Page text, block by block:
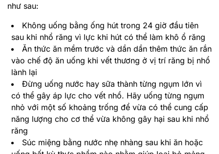
như sau:
Không uống bằng ống hút trong 24 giờ đầu tiên
sau khi nhổ răng vì lực khi hút có thể làm khô ổ răng
Ăn thức ăn mềm trước và dần dần thêm thức ăn rắn
vào chế độ ăn uống khi vết thương ở vị trí răng bị nhổ
lành lại
Đừng uống nước hay sữa thành từng ngụm lớn vì
có thể gây áp lực cho vết nhổ. Hãy uống từng ngụm
nhỏ với một số khoảng trống để vừa có thể cung cấp
năng lượng cho cơ thể vừa không gây hại sau khi nhổ
răng
Súc miệng bằng nước nhẹ nhàng sau khi ăn hoặc